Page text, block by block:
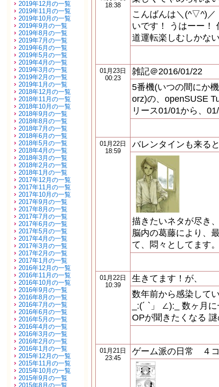
2019年12月の一覧
2019年11月の一覧
2019年10月の一覧
2019年9月の一覧
2019年8月の一覧
2019年7月の一覧
2019年6月の一覧
2019年5月の一覧
2019年4月の一覧
2019年3月の一覧
2019年2月の一覧
2019年1月の一覧
2018年12月の一覧
2018年11月の一覧
2018年10月の一覧
2018年9月の一覧
2018年8月の一覧
2018年7月の一覧
2018年6月の一覧
2018年5月の一覧
2018年4月の一覧
2018年3月の一覧
2018年2月の一覧
2018年1月の一覧
2017年12月の一覧
2017年11月の一覧
2017年10月の一覧
2017年9月の一覧
2017年8月の一覧
2017年7月の一覧
2017年6月の一覧
2017年5月の一覧
2017年4月の一覧
2017年3月の一覧
2017年2月の一覧
2017年1月の一覧
2016年12月の一覧
2016年11月の一覧
2016年10月の一覧
2016年9月の一覧
2016年8月の一覧
2016年7月の一覧
2016年6月の一覧
2016年5月の一覧
2016年4月の一覧
2016年3月の一覧
2016年2月の一覧
2016年1月の一覧
2015年12月の一覧
2015年11月の一覧
2015年10月の一覧
2015年9月の一覧
2015年8月の一覧
18:38
こんばんは＼(^▽^)／
いです！ うはーー！
道運転楽しむしかな
01月23日
00:23
雑記＠2016/01/22
5番機(いつの間にか
orz)の、openSUSE
リース01/01から、
01月22日
18:59
バレンタインも来る
描きたいネタが尽き
脳内の葛藤により、
て、悶々としてます
01月22日
10:39
生きてます！が、
数年前から感染して
_:(´ `」 ∠):_ 数ヶ月
OPが聞きたくなる
01月21日
23:45
ゲーム派の日常 ４